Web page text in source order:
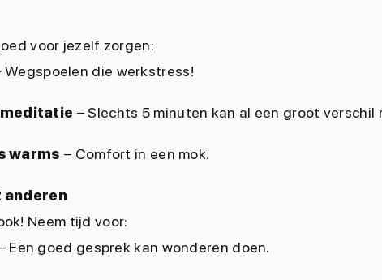
voor jezelf zorgen:
Wegspoelen die werkstress!
– Slechts 5 minuten kan al een groot verschil
warms – Comfort in een mok.
anderen
Neem tijd voor:
Een goed gesprek kan wonderen doen.